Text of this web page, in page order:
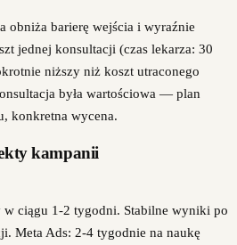
obniża barierę wejścia i wyraźnie
jednej konsultacji (czas lekarza: 30
niższy niż koszt utraconego
była wartościowa — plan
konkretna wycena.
kampanii
w ciągu 1-2 tygodni. Stabilne wyniki po
Meta Ads: 2-4 tygodnie na naukę